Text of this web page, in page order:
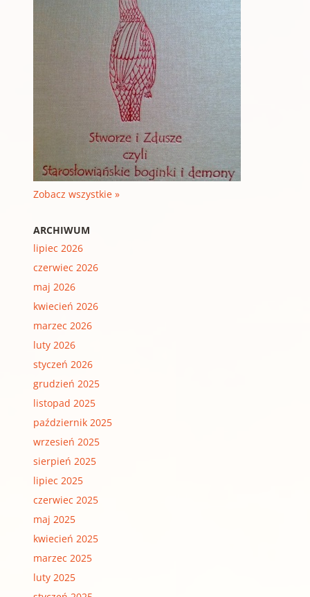
Zobacz wszystkie »
ARCHIWUM
lipiec 2026
czerwiec 2026
maj 2026
kwiecień 2026
marzec 2026
luty 2026
styczeń 2026
grudzień 2025
listopad 2025
październik 2025
wrzesień 2025
sierpień 2025
lipiec 2025
czerwiec 2025
maj 2025
kwiecień 2025
marzec 2025
luty 2025